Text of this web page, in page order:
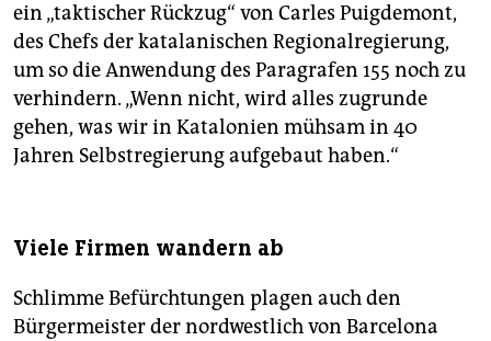
ein „taktischer Rückzug“ von Carles Puig­demont,
des Chefs der katalanischen Regionalregierung,
um so die Anwendung des Paragrafen 155 noch zu
verhindern. „Wenn nicht, wird alles zugrunde
gehen, was wir in Katalonien mühsam in 40
Jahren Selbstregierung aufgebaut haben.“
Viele Firmen wandern ab
Schlimme Befürchtungen plagen auch den
Bürgermeister der nordwestlich von Barcelona